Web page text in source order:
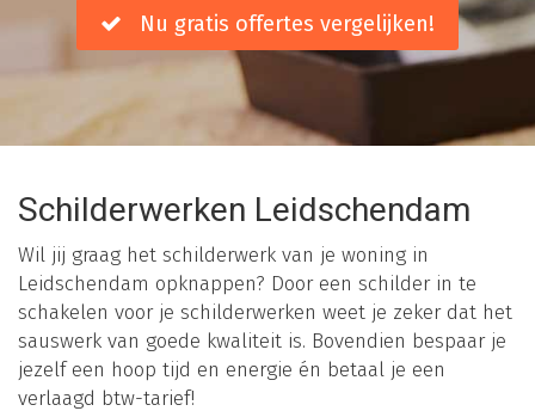
Nu gratis offertes vergelijken!
Schilderwerken Leidschendam
Wil jij graag het schilderwerk van je woning in
Leidschendam opknappen? Door een schilder in te
schakelen voor je schilderwerken weet je zeker dat het
sauswerk van goede kwaliteit is. Bovendien bespaar je
jezelf een hoop tijd en energie én betaal je een
verlaagd btw-tarief!